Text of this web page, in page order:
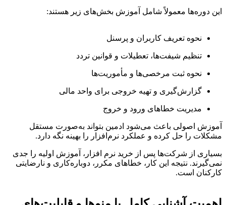
این دوره‌ها معمولاً شامل آموزش بخش‌های زیر هستند:
نحوه تعریف کاربران و پرسنل
تنظیم شیفت‌ها، تعطیلات و قوانین تردد
نحوه ثبت مرخصی‌ها و مأموریت‌ها
گزارش‌گیری و تهیه خروجی برای واحد مالی
مدیریت خطاهای ورود و خروج
آموزش اصولی باعث می‌شود ادمین بتواند به‌صورت مستقل
مشکلات را حل کرده و عملکرد نرم‌افزار را بهینه نگه دارد.
بسیاری از شرکت‌ها پس از خرید نرم افزار، آموزش اولیه را جدی
نمی‌گیرند. نتیجه این کار، خطاهای مکرر، دوباره‌کاری و نارضایتی
کارکنان است.